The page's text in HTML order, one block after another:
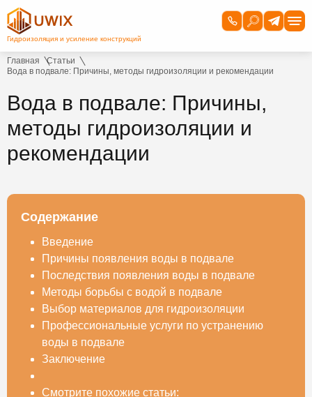
Главная
Статьи
Вода в подвале: Причины, методы гидроизоляции и рекомендации
Вода в подвале: Причины,
методы гидроизоляции и
рекомендации
Содержание
Введение
Причины появления воды в подвале
Последствия появления воды в подвале
Методы борьбы с водой в подвале
Выбор материалов для гидроизоляции
Профессиональные услуги по устранению
воды в подвале
Заключение
Смотрите похожие статьи: